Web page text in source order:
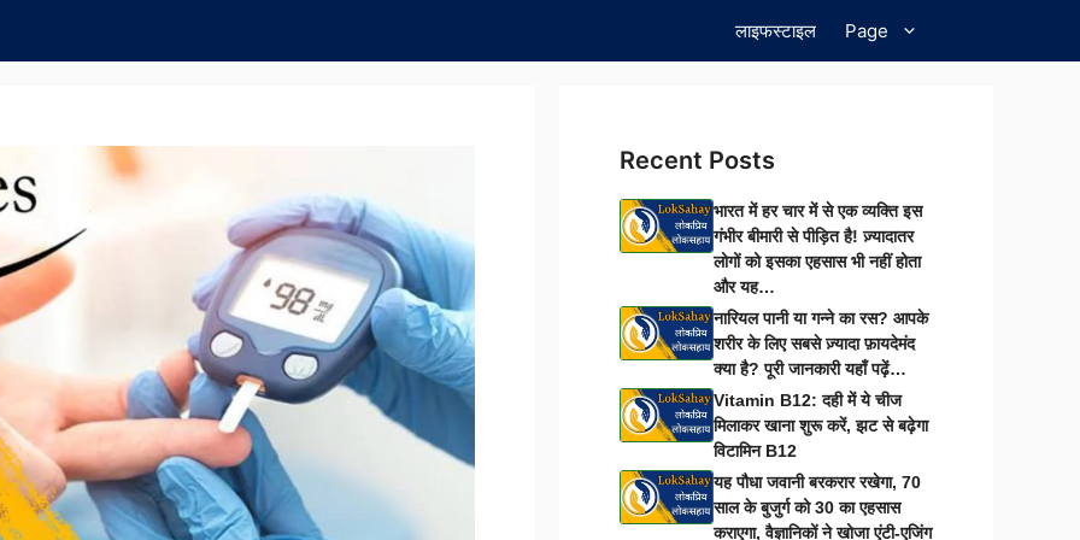
लाइफस्टाइल Page
Recent Posts
भारत में हर चार में से एक व्यक्ति इस
गंभीर बीमारी से पीड़ित है! ज़्यादातर
लोगों को इसका एहसास भी नहीं होता
और यह…
नारियल पानी या गन्ने का रस? आपके
शरीर के लिए सबसे ज़्यादा फ़ायदेमंद
क्या है? पूरी जानकारी यहाँ पढ़ें…
Vitamin B12: दही में ये चीज
मिलाकर खाना शुरू करें, झट से बढ़ेगा
विटामिन B12
यह पौधा जवानी बरकरार रखेगा, 70
साल के बुजुर्ग को 30 का एहसास
कराएगा, वैज्ञानिकों ने खोजा एंटी-एजिंग